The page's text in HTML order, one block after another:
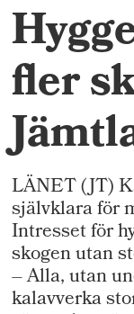
fler
LÄNET (JT)
självklara för
Intresset för
skogen utan
– Alla, utan
kalavverka